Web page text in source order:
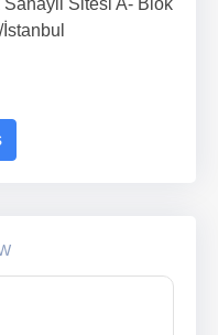
Sitesi A- Blok